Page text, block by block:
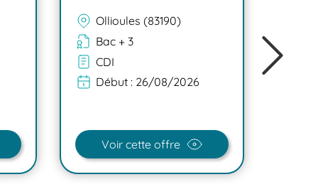
Ollioules (83190)
Bac + 3
CDI
Début : 26/08/2026
Voir cette offre